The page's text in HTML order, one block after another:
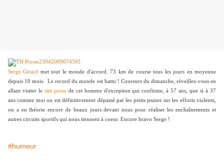
Serge Girard
met tout le monde d'accord. 73 km de course tous les jours en moyenne
depuis 10 mois. Le record du monde est battu ! Coureurs du dimanche, réveillez-vous en
allant visiter le site perso de cet homme d'exception qui confirme, à 57 ans, que si à 37
ans comme moi on est définitivement dépassé par les petits jeunes sur les efforts violents,
on a en théorie encore de beaux jours devant nous pour réaliser les enchaînements et
autres circuits sportifs qui nous tiennent à coeur. Encore bravo Serge !
#humeur